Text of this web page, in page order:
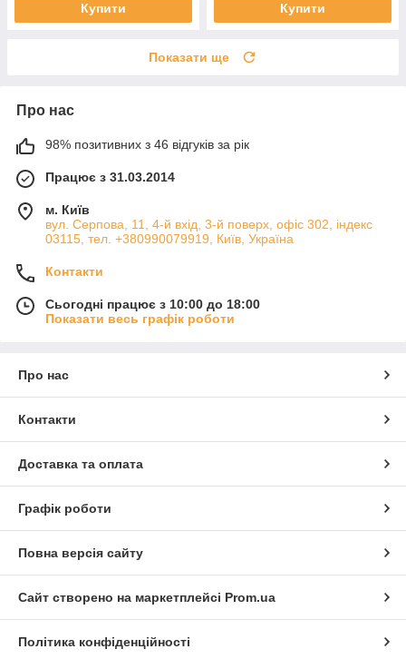
Купити Купити
Показати ще
Про нас
98% позитивних з 46 відгуків за рік
Працює з 31.03.2014
м. Київ
вул. Серпова, 11, 4-й вхід, 3-й поверх, офіс 302, індекс
03115, тел. +380990079919, Київ, Україна
Контакти
Сьогодні працює з 10:00 до 18:00
Показати весь графік роботи
Про нас
Контакти
Доставка та оплата
Графік роботи
Повна версія сайту
Сайт створено на маркетплейсі Prom.ua
Політика конфіденційності